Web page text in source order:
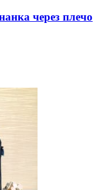
через плечо